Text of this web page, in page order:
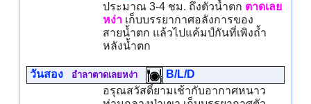
ประมาณ 3-4 ชม. ถึงตัวน้ำตก ตาดเลย
หง่าเก็บบรรยากาศอลังการของ
สายน้ำตก แล้วไปแค้มป์กันที่เพิงถ้ำ
หลังน้ำตก
วันสอง อำลาตาดเลยหง่า
B/L/D
อรุณสวัสดิ์ยามเช้ากับอากาศหนาว